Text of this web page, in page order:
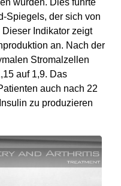
Spiegels, der sich von
Indikator zeigt
an. Nach der
Stromalzellen
auf 1,9. Das
auch nach 22
zu produzieren